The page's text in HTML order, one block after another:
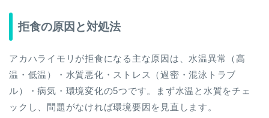
拒食の原因と対処法
アカハライモリが拒食になる主な原因は、水温異常（高
温・低温）・水質悪化・ストレス（過密・混泳トラブ
ル）・病気・環境変化の5つです。まず水温と水質をチェ
ックし、問題がなければ環境要因を見直します。